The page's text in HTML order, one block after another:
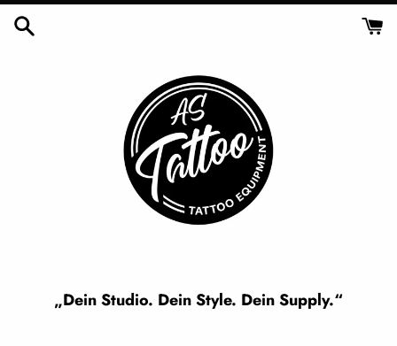
Skip
„Dein Studio. Dein Style. Dein Supply.“